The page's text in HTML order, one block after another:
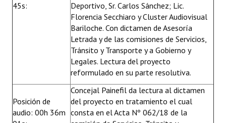
45s:
Deportivo, Sr. Carlos Sánchez; Lic.
Florencia Secchiaro y Cluster Audiovisual
Bariloche. Con dictamen de Asesoría
Letrada y de las comisiones de Servicios,
Tránsito y Transporte y a Gobierno y
Legales. Lectura del proyecto
reformulado en su parte resolutiva.
Posición de
audio: 00h 36m
Concejal Painefil da lectura al dictamen
del proyecto en tratamiento el cual
consta en el Acta Nº 062/18 de la